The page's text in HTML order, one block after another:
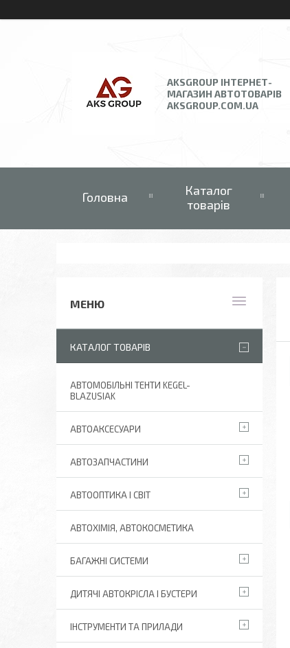
AKSGROUP ІНТЕРНЕТ-
МАГАЗИН АВТОТОВАРІВ
AKSGROUP.COM.UA
Головна
Каталог
товарів
КАТАЛОГ ТОВАРІВ
АВТОМОБІЛЬНІ ТЕНТИ KEGEL-
BLAZUSIAK
АВТОАКСЕСУАРИ
АВТОЗАПЧАСТИНИ
АВТООПТИКА І СВІТ
АВТОХІМІЯ, АВТОКОСМЕТИКА
БАГАЖНІ СИСТЕМИ
ДИТЯЧІ АВТОКРІСЛА І БУСТЕРИ
ІНСТРУМЕНТИ ТА ПРИЛАДИ